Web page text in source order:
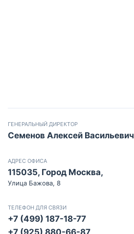
ГЕНЕРАЛЬНЫЙ ДИРЕКТОР
Семенов Алексей Васильевич
АДРЕС ОФИСА
115035, Город Москва,
Улица Бажова, 8
ТЕЛЕФОН ДЛЯ СВЯЗИ
+7 (499) 187-18-77
+7 (925) 880-66-87